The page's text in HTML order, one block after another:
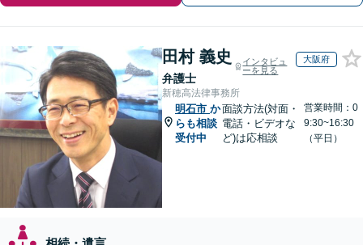
田村 義史
弁護士
インタビュ
ーを見る
大阪府
新穂高法律事務所
明石市 か
らも相談
受付中
面談方法(対面・
電話・ビデオな
ど)は応相談
営業時間：0
9:30~16:30
（平日）